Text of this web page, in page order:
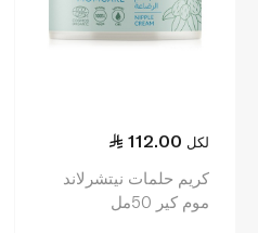
112.00 لكل
كريم حلمات نيتشرلاند
موم كير 50مل